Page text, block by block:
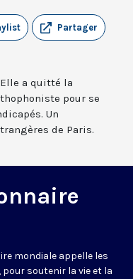
Partager
a quitté la
pour se
Un
de Paris.
mondiale appelle les
soutenir la vie et la